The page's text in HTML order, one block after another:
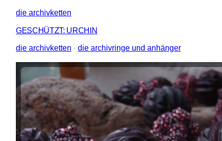
die archivketten
GESCHÜTZT: URCHIN
die archivketten · die archivringe und anhänger